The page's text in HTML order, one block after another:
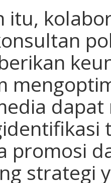
itu,
promosi
strategi